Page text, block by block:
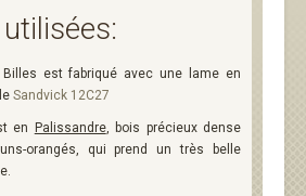
Billes est fabriqué avec une lame en
Sandvick 12C27
en Palissandre, bois précieux dense
orangés, qui prend un très belle